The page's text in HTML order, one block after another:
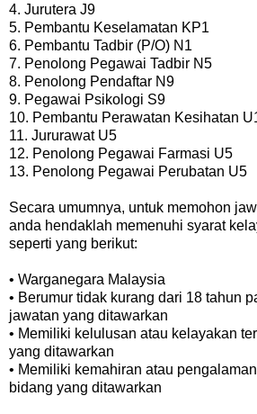
4. Jurutera J9
5. Pembantu Keselamatan KP1
6. Pembantu Tadbir (P/O) N1
7. Penolong Pegawai Tadbir N5
8. Penolong Pendaftar N9
9. Pegawai Psikologi S9
10. Pembantu Perawatan Kesihatan
11. Jururawat U5
12. Penolong Pegawai Farmasi U5
13. Penolong Pegawai Perubatan U5
Secara umumnya, untuk memohon
anda hendaklah memenuhi syarat
seperti yang berikut:
• Warganegara Malaysia
• Berumur tidak kurang dari 18 tahun
jawatan yang ditawarkan
• Memiliki kelulusan atau kelayakan
yang ditawarkan
• Memiliki kemahiran atau
bidang yang ditawarkan